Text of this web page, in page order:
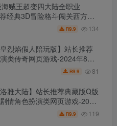
海贼王超变四大陆全职业
经典3D冒险格斗闯关西方魔
8月8日最新打包Linux服务端
程-等级补丁-配套完整客户
R9.9 134
皇烈焰假人陪玩版】站长推荐
类传奇网页游戏-2024年8月8
服务端源码视频架设教程-配套
R9.9 81
洛雅大陆】站长推荐典藏版Q版
情角色扮演类网页游戏-2024
包Wn服务端源码视频架设教
-详细外网教程！
R9.9 119